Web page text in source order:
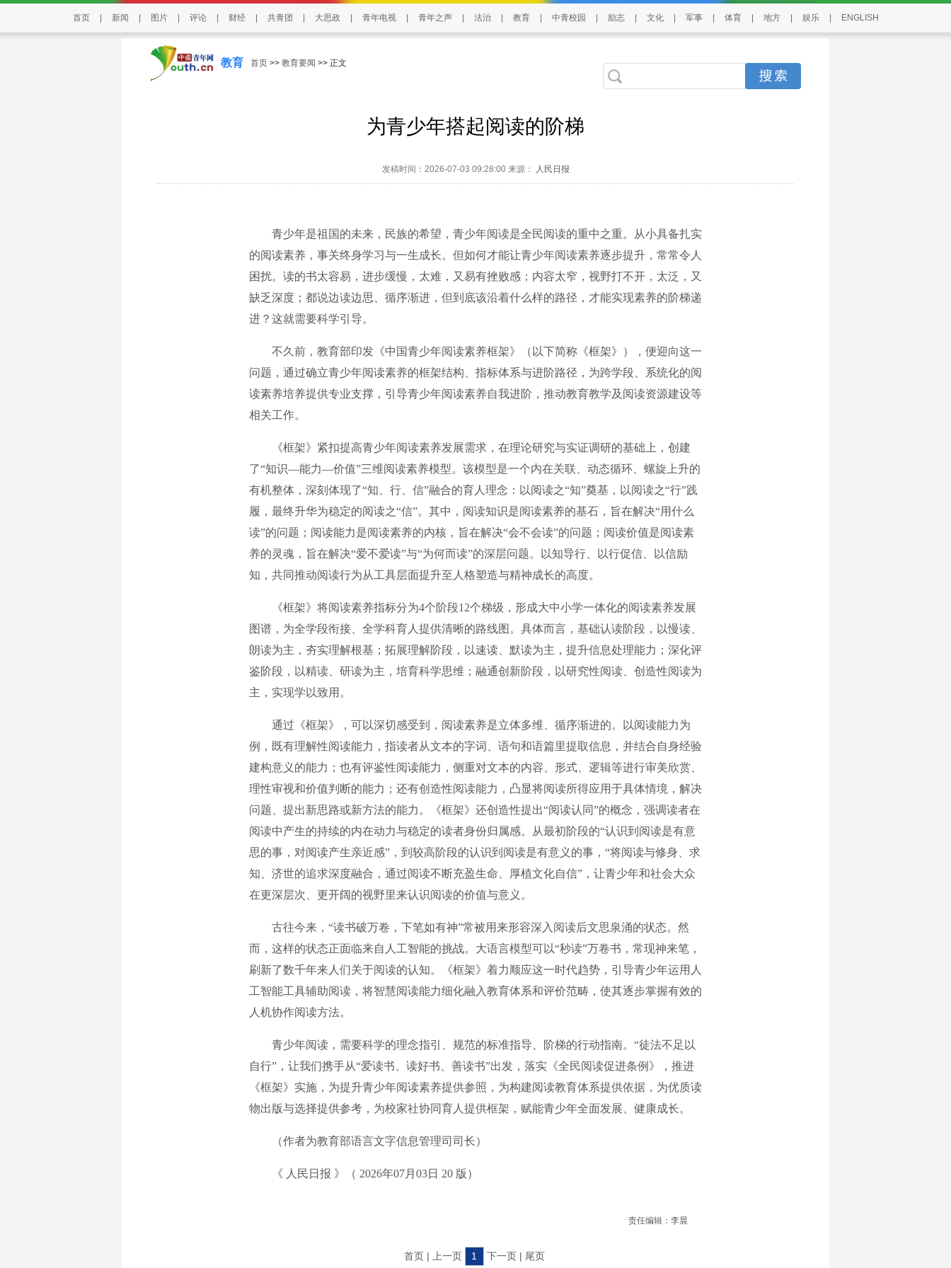
首页 新闻 图片 评论 财经 共青团 大思政 青年电视 青年之声 法治 教育 中青校园 励志 文化 军事 体育 地方 娱乐 ENGLISH
教育 首页 >> 教育要闻 >> 正文
为青少年搭起阅读的阶梯
发稿时间：2026-07-03 09:28:00 来源： 人民日报
青少年是祖国的未来，民族的希望，青少年阅读是全民阅读的重中之重。从小具备扎实
的阅读素养，事关终身学习与一生成长。但如何才能让青少年阅读素养逐步提升，常常令人
困扰。读的书太容易，进步缓慢，太难，又易有挫败感；内容太窄，视野打不开，太泛，又
缺乏深度；都说边读边思、循序渐进，但到底该沿着什么样的路径，才能实现素养的阶梯递
进？这就需要科学引导。
不久前，教育部印发《中国青少年阅读素养框架》（以下简称《框架》），便迎向这一
问题，通过确立青少年阅读素养的框架结构、指标体系与进阶路径，为跨学段、系统化的阅
读素养培养提供专业支撑，引导青少年阅读素养自我进阶，推动教育教学及阅读资源建设等
相关工作。
《框架》紧扣提高青少年阅读素养发展需求，在理论研究与实证调研的基础上，创建
了“知识—能力—价值”三维阅读素养模型。该模型是一个内在关联、动态循环、螺旋上升的
有机整体，深刻体现了“知、行、信”融合的育人理念：以阅读之“知”奠基，以阅读之“行”践
履，最终升华为稳定的阅读之“信”。其中，阅读知识是阅读素养的基石，旨在解决“用什么
读”的问题；阅读能力是阅读素养的内核，旨在解决“会不会读”的问题；阅读价值是阅读素
养的灵魂，旨在解决“爱不爱读”与“为何而读”的深层问题。以知导行、以行促信、以信励
知，共同推动阅读行为从工具层面提升至人格塑造与精神成长的高度。
《框架》将阅读素养指标分为4个阶段12个梯级，形成大中小学一体化的阅读素养发展
图谱，为全学段衔接、全学科育人提供清晰的路线图。具体而言，基础认读阶段，以慢读、
朗读为主，夯实理解根基；拓展理解阶段，以速读、默读为主，提升信息处理能力；深化评
鉴阶段，以精读、研读为主，培育科学思维；融通创新阶段，以研究性阅读、创造性阅读为
主，实现学以致用。
通过《框架》，可以深切感受到，阅读素养是立体多维、循序渐进的。以阅读能力为
例，既有理解性阅读能力，指读者从文本的字词、语句和语篇里提取信息，并结合自身经验
建构意义的能力；也有评鉴性阅读能力，侧重对文本的内容、形式、逻辑等进行审美欣赏、
理性审视和价值判断的能力；还有创造性阅读能力，凸显将阅读所得应用于具体情境，解决
问题、提出新思路或新方法的能力。《框架》还创造性提出“阅读认同”的概念，强调读者在
阅读中产生的持续的内在动力与稳定的读者身份归属感。从最初阶段的“认识到阅读是有意
思的事，对阅读产生亲近感”，到较高阶段的认识到阅读是有意义的事，“将阅读与修身、求
知、济世的追求深度融合，通过阅读不断充盈生命、厚植文化自信”，让青少年和社会大众
在更深层次、更开阔的视野里来认识阅读的价值与意义。
古往今来，“读书破万卷，下笔如有神”常被用来形容深入阅读后文思泉涌的状态。然
而，这样的状态正面临来自人工智能的挑战。大语言模型可以“秒读”万卷书，常现神来笔，
刷新了数千年来人们关于阅读的认知。《框架》着力顺应这一时代趋势，引导青少年运用人
工智能工具辅助阅读，将智慧阅读能力细化融入教育体系和评价范畴，使其逐步掌握有效的
人机协作阅读方法。
青少年阅读，需要科学的理念指引、规范的标准指导、阶梯的行动指南。“徒法不足以
自行”，让我们携手从“爱读书、读好书、善读书”出发，落实《全民阅读促进条例》，推进
《框架》实施，为提升青少年阅读素养提供参照，为构建阅读教育体系提供依据，为优质读
物出版与选择提供参考，为校家社协同育人提供框架，赋能青少年全面发展、健康成长。
（作者为教育部语言文字信息管理司司长）
《 人民日报 》（ 2026年07月03日 20 版）
责任编辑：李晨
首页 | 上一页 1 下一页 | 尾页